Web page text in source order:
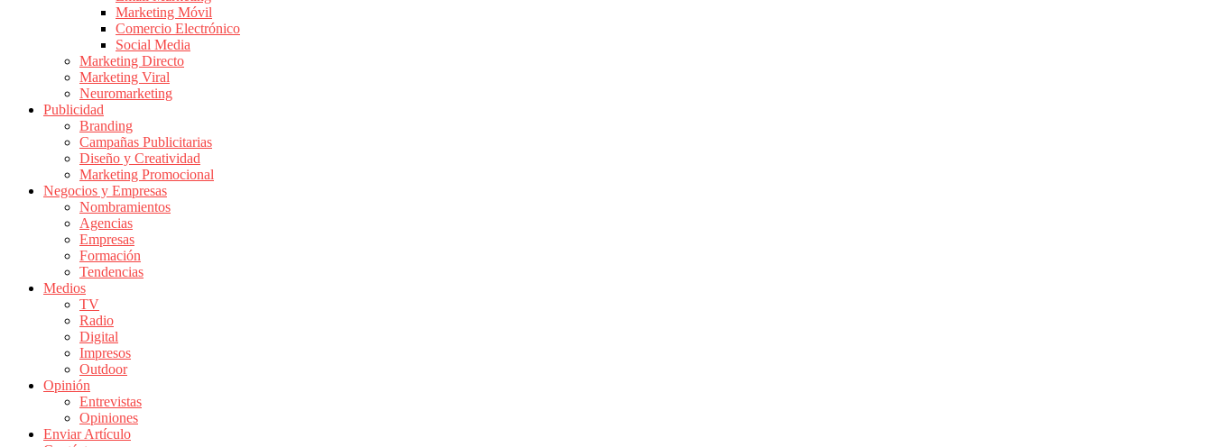
Publicidad
Colombia
Magazine
Publicidad
Marketing
Noticias
Actualidad
Mercadeo
Colombia
Revistas
Marketing Móvil
Comercio Electrónico
Social Media
Marketing Directo
Marketing Viral
Neuromarketing
Publicidad
Branding
Campañas Publicitarias
Diseño y Creatividad
Marketing Promocional
Negocios y Empresas
Nombramientos
Agencias
Empresas
Formación
Tendencias
Medios
TV
Radio
Digital
Impresos
Outdoor
Opinión
Entrevistas
Opiniones
Enviar Artículo